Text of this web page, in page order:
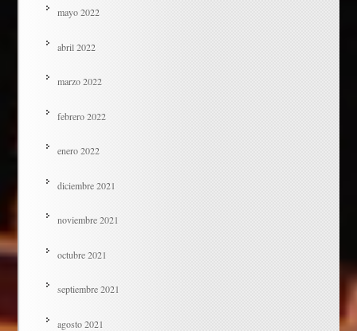
mayo 2022
abril 2022
marzo 2022
febrero 2022
enero 2022
diciembre 2021
noviembre 2021
octubre 2021
septiembre 2021
agosto 2021